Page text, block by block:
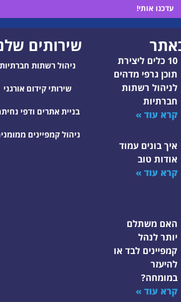
עדכנו אותי!
10 כלים ליצירת
תוכן גרפי מדהים
לניהול רשתות
חברתיות
קרא עוד »
איך בונים עמוד
אודות טוב
קרא עוד »
האם משתלם
יותר לנהל
קמפיינים לבד או
להיעזר
במומחה?
קרא עוד »
שירותים
ניהול רשתות חברתיות
שירותי קידום אורגני
בניית אתרים ודפי
ניהול קמפיינים